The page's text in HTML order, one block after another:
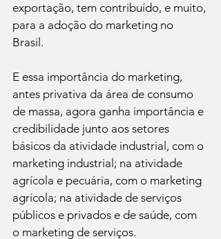
exportação, tem contribuído, e muito,
para a adoção do marketing no
Brasil.
E essa importância do marketing,
antes privativa da área de consumo
de massa, agora ganha importância e
credibilidade junto aos setores
básicos da atividade industrial, com o
marketing industrial; na atividade
agrícola e pecuária, com o marketing
agrícola; na atividade de serviços
públicos e privados e de saúde, com